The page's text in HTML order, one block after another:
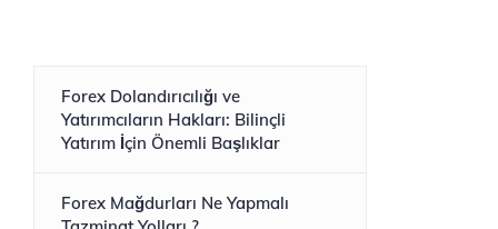
Forex Dolandırıcılığı ve
Yatırımcıların Hakları: Bilinçli
Yatırım İçin Önemli Başlıklar
Forex Mağdurları Ne Yapmalı